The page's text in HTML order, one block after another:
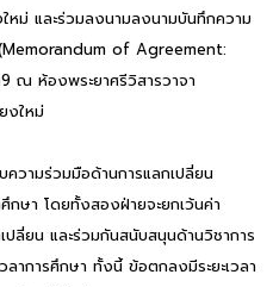
หม่ และร่วมลงนามลงนามบันทึกความ
of Agreement:
ณ ห้องพระยาศรีวิสารวาจา
งใหม่
วามร่วมมือด้านการแลกเปลี่ยน
ษา โดยทั้งสองฝ่ายจะยกเว้นค่า
ปลี่ยน และร่วมกันสนับสนุนด้านวิชาการ
ลาการศึกษา ทั้งนี้ ข้อตกลงมีระยะเวลา